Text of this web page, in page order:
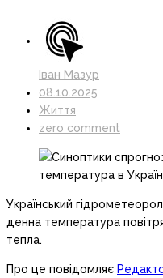
Іван Мазур
08.10.2025
Життя
zero comment
Український
денна температура
тепла.
Про це повідомляє